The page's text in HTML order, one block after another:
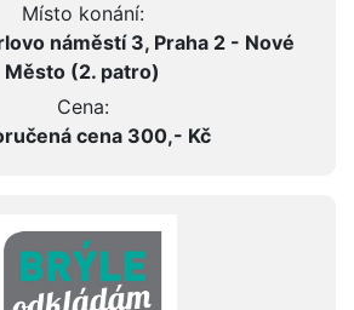
Místo konání:
náměstí 3, Praha 2 - Nové
Město (2. patro)
Cena:
cena 300,- Kč